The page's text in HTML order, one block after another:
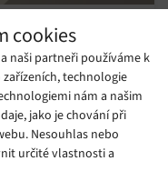
cookies
naši partneři používáme k
technologie
nám a našim
jako je chování při
Nesouhlas nebo
určité vlastnosti a
svaly
svůj
s názvem